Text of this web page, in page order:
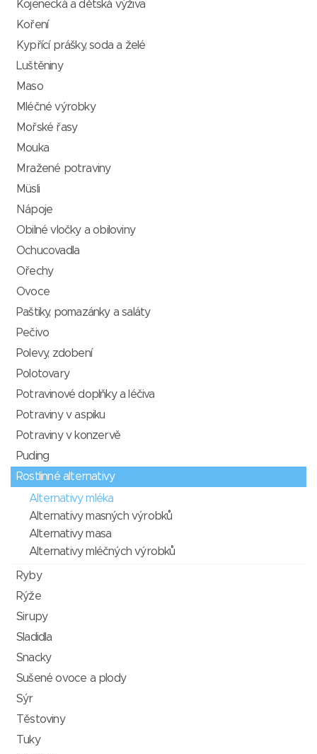
Kojenecká a dětská výživa
Koření
Kypřící prášky, soda a želé
Luštěniny
Maso
Mléčné výrobky
Mořské řasy
Mouka
Mražené potraviny
Müsli
Nápoje
Obilné vločky a obiloviny
Ochucovadla
Ořechy
Ovoce
Paštiky, pomazánky a saláty
Pečivo
Polevy, zdobení
Polotovary
Potravinové doplňky a léčiva
Potraviny v aspiku
Potraviny v konzervě
Puding
Rostlinné alternativy
Alternativy mléka
Alternativy masných výrobků
Alternativy masa
Alternativy mléčných výrobků
Ryby
Rýže
Sirupy
Sladidla
Snacky
Sušené ovoce a plody
Sýr
Těstoviny
Tuky